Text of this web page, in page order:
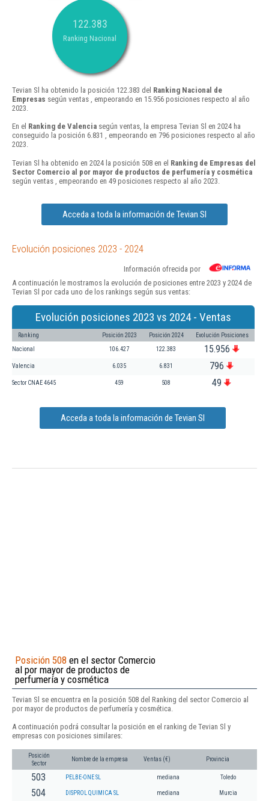
122.383
Ranking Nacional
Tevian Sl ha obtenido la posición 122.383 del Ranking Nacional de
Empresas según ventas , empeorando en 15.956 posiciones respecto al año
2023.
En el Ranking de Valencia según ventas, la empresa Tevian Sl en 2024 ha
conseguido la posición 6.831 , empeorando en 796 posiciones respecto al año
2023.
Tevian Sl ha obtenido en 2024 la posición 508 en el Ranking de Empresas del
Sector Comercio al por mayor de productos de perfumería y cosmética
según ventas , empeorando en 49 posiciones respecto al año 2023.
Acceda a toda la información de Tevian Sl
Evolución posiciones 2023 - 2024
Información ofrecida por
A continuación le mostramos la evolución de posiciones entre 2023 y 2024 de
Tevian Sl por cada uno de los rankings según sus ventas:
Evolución posiciones 2023 vs 2024 - Ventas
Ranking Posición 2023 Posición 2024 Evolución Posiciones
Nacional 106.427 122.383 15.956
Valencia 6.035 6.831 796
Sector CNAE 4645 459 508 49
Acceda a toda la información de Tevian Sl
Posición 508 en el sector Comercio
al por mayor de productos de
perfumería y cosmética
Tevian Sl se encuentra en la posición 508 del Ranking del sector Comercio al
por mayor de productos de perfumería y cosmética.
A continuación podrá consultar la posición en el ranking de Tevian Sl y
empresas con posiciones similares:
Posición
Sector
Nombre de la empresa Ventas (€) Provincia
503 PELBE-ONE SL mediana Toledo
504 DISPROL QUIMICA SL mediana Murcia